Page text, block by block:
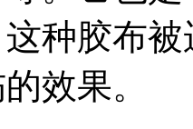
种胶布
效果。